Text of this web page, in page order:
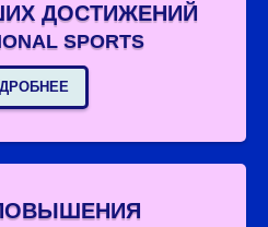
ДОСТИЖЕНИЙ
SPORTS